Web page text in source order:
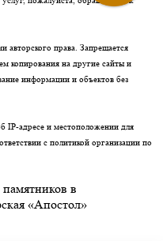
авторского права. Запрещается
копирования на другие сайты и
информации и объектов без
IP-адресе и местоположении для
с политикой организации по
в
«Апостол»